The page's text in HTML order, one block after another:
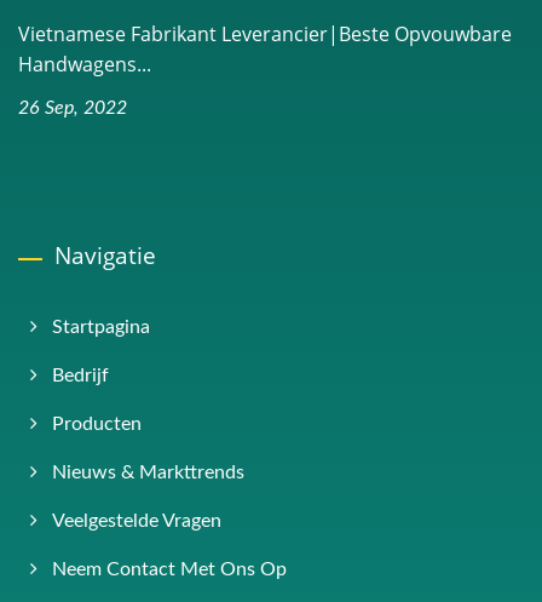
Vietnamese Fabrikant Leverancier|Beste Opvouwbare
Handwagens...
26 Sep, 2022
Navigatie
Startpagina
Bedrijf
Producten
Nieuws & Markttrends
Veelgestelde Vragen
Neem Contact Met Ons Op